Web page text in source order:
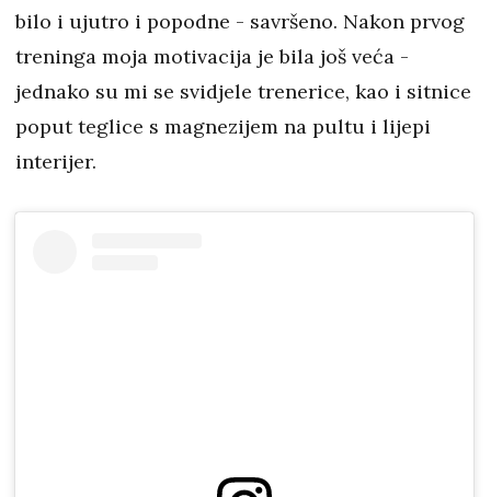
bilo i ujutro i popodne - savršeno. Nakon prvog
treninga moja motivacija je bila još veća -
jednako su mi se svidjele trenerice, kao i sitnice
poput teglice s magnezijem na pultu i lijepi
interijer.